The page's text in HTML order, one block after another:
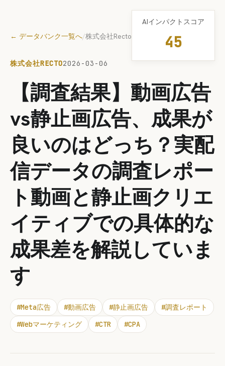
← データバンク一覧へ/株式会社Recto
株式会社RECTO2026-03-06
【調査結果】動画広告
vs静止画広告、成果が
良いのはどっち？実配
信データの調査レポー
ト動画と静止画クリエ
イティブでの具体的な
成果差を解説していま
す
#Meta広告 #動画広告 #静止画広告 #調査レポート
#Webマーケティング #CTR #CPA
AIインパクトスコア
45